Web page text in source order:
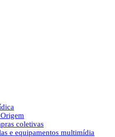
coletivas
e equipamentos multimídia